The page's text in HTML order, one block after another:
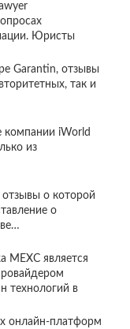
Юристы
Garantin, отзывы
так и
iWorld
из
отзывы о которой
о
MEXC является
технологий в
онлайн-платформ